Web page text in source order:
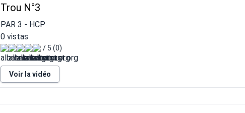
Trou N°3
PAR 3 - HCP
0 vistas
/ 5 (0)
Voir la vidéo